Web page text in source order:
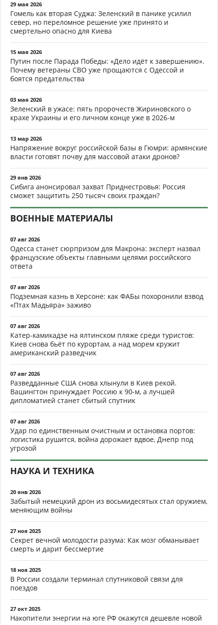
29 мая 2026
Гомель как вторая Суджа: Зеленский в панике усилил
север, но переломное решение уже принято и
смертельно опасно для Киева
15 мая 2026
Путин после Парада Победы: «Дело идёт к завершению».
Почему ветераны СВО уже прощаются с Одессой и
боятся предательства
03 мая 2026
Зеленский в ужасе: пять пророчеств Жириновского о
крахе Украины и его личном конце уже в 2026-м
13 мар 2026
Напряжение вокруг российской базы в Гюмри: армянские
власти готовят почву для массовой атаки дронов?
29 янв 2026
Сибига анонсировал захват Приднестровья: Россия
сможет защитить 250 тысяч своих граждан?
ВОЕННЫЕ МАТЕРИАЛЫ
07 авг 2026
Одесса станет сюрпризом для Макрона: эксперт назвал
французские объекты главными целями российского
ответа
07 авг 2026
Подземная казнь в Херсоне: как ФАБы похоронили взвод
«Птах Мадьяра» заживо
07 авг 2026
Катер-камикадзе на ялтинском пляже среди туристов:
Киев снова бьёт по курортам, а над морем кружит
американский разведчик
07 авг 2026
Разведданные США снова хлынули в Киев рекой.
Вашингтон принуждает Россию к 90-м, а лучшей
дипломатией станет сбитый спутник
07 авг 2026
Удар по единственным очистным и остановка портов:
логистика рушится, война дорожает вдвое, Днепр под
угрозой
НАУКА И ТЕХНИКА
20 янв 2026
Забытый немецкий дрон из восьмидесятых стал оружием,
меняющим войны
27 ноя 2025
Секрет вечной молодости разума: Как мозг обманывает
смерть и дарит бессмертие
18 ноя 2025
В России создали терминал спутниковой связи для
поездов
27 окт 2025
Накопители энергии на юге РФ окажутся дешевле новой